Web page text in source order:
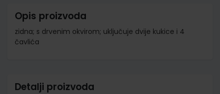
Opis proizvoda
zidna; s drvenim okvirom; uključuje dvije kukice i 4
čavlića
Detalji proizvoda